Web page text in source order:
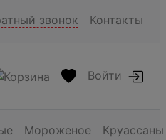
звонок Контакты
Войти
Мороженое Круассаны